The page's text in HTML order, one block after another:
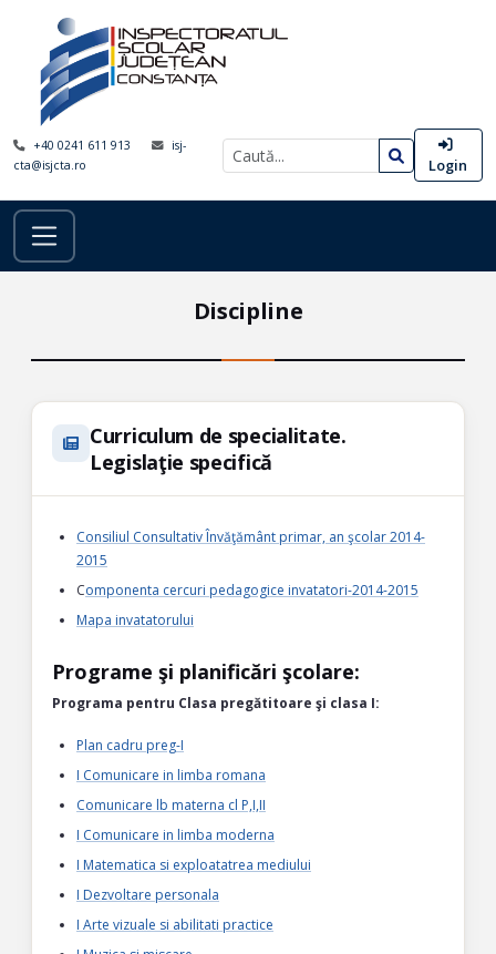
+40 0241 611 913
isj-
cta@isjcta.ro
Login
Discipline
Curriculum de specialitate.
Legislaţie specifică
Consiliul Consultativ Învăţământ primar, an şcolar 2014-
2015
Componenta cercuri pedagogice invatatori-2014-2015
Mapa invatatorului
Programe şi planificări şcolare:
Programa pentru Clasa pregătitoare şi clasa I:
Plan cadru preg-I
I Comunicare in limba romana
Comunicare lb materna cl P,I,II
I Comunicare in limba moderna
I Matematica si exploatatrea mediului
I Dezvoltare personala
I Arte vizuale si abilitati practice